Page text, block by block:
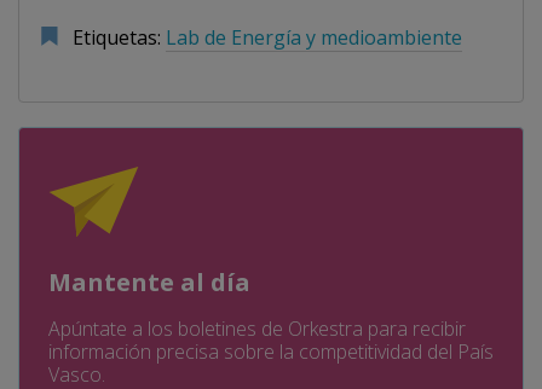
Etiquetas: Lab de Energía y medioambiente
Mantente al día
Apúntate a los boletines de Orkestra para recibir
información precisa sobre la competitividad del País
Vasco.